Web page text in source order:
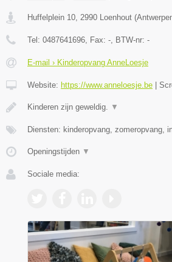
Huffelplein 10 2990 Loenhout (
Tel: 0487641696 , Fax: - , BTW-nr: -
E-mail › Kinderopvang AnneLoesje
Website: https://www.anneloesje.be |
Kinderen zijn geweldig. ▼
Diensten: kinderopvang, zomeropvang,
Openingstijden ▼
Sociale media: